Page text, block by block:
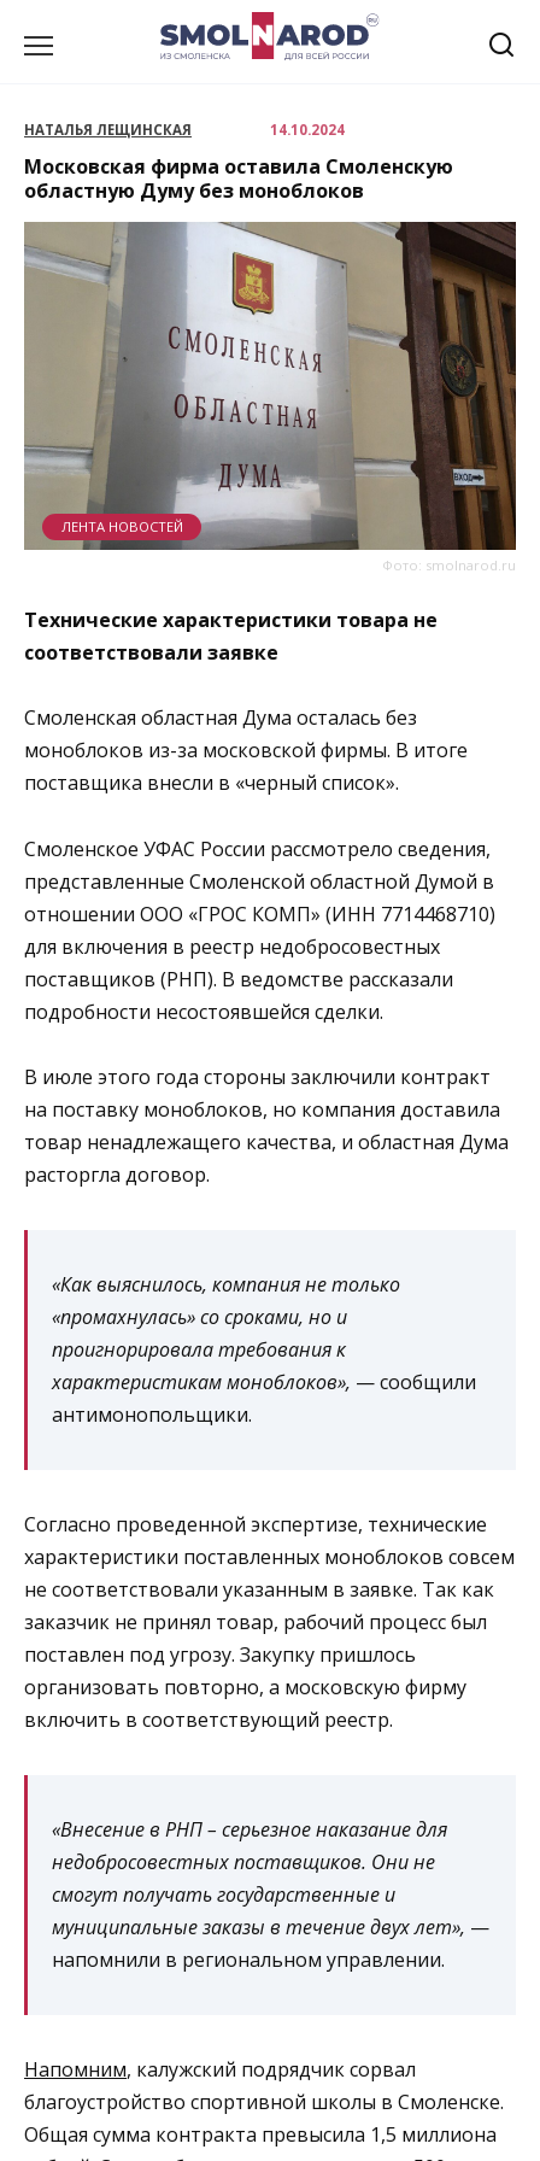
НАТАЛЬЯ ЛЕЩИНСКАЯ 14.10.2024
Московская фирма оставила Смоленскую
областную Думу без моноблоков
Фото: smolnarod.ru
ЛЕНТА НОВОСТЕЙ
Технические характеристики товара не
соответствовали заявке
Смоленская областная Дума осталась без
моноблоков из-за московской фирмы. В итоге
поставщика внесли в «черный список».
Смоленское УФАС России рассмотрело сведения,
представленные Смоленской областной Думой в
отношении ООО «ГРОС КОМП» (ИНН 7714468710)
для включения в реестр недобросовестных
поставщиков (РНП). В ведомстве рассказали
подробности несостоявшейся сделки.
В июле этого года стороны заключили контракт
на поставку моноблоков, но компания доставила
товар ненадлежащего качества, и областная Дума
расторгла договор.
«Как выяснилось, компания не только
«промахнулась» со сроками, но и
проигнорировала требования к
характеристикам моноблоков», — сообщили
антимонопольщики.
Согласно проведенной экспертизе, технические
характеристики поставленных моноблоков совсем
не соответствовали указанным в заявке. Так как
заказчик не принял товар, рабочий процесс был
поставлен под угрозу. Закупку пришлось
организовать повторно, а московскую фирму
включить в соответствующий реестр.
«Внесение в РНП – серьезное наказание для
недобросовестных поставщиков. Они не
смогут получать государственные и
муниципальные заказы в течение двух лет», —
напомнили в региональном управлении.
Напомним, калужский подрядчик сорвал
благоустройство спортивной школы в Смоленске.
Общая сумма контракта превысила 1,5 миллиона